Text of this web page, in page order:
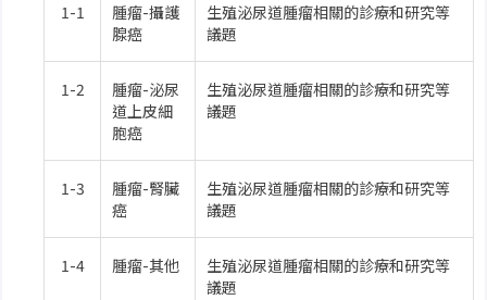
1-1
腫瘤-攝護
腺癌
生殖泌尿道腫瘤相關的診療和研究等
議題
1-2
腫瘤-泌尿
道上皮細
胞癌
生殖泌尿道腫瘤相關的診療和研究等
議題
1-3
腫瘤-腎臟
癌
生殖泌尿道腫瘤相關的診療和研究等
議題
1-4 腫瘤-其他
生殖泌尿道腫瘤相關的診療和研究等
議題